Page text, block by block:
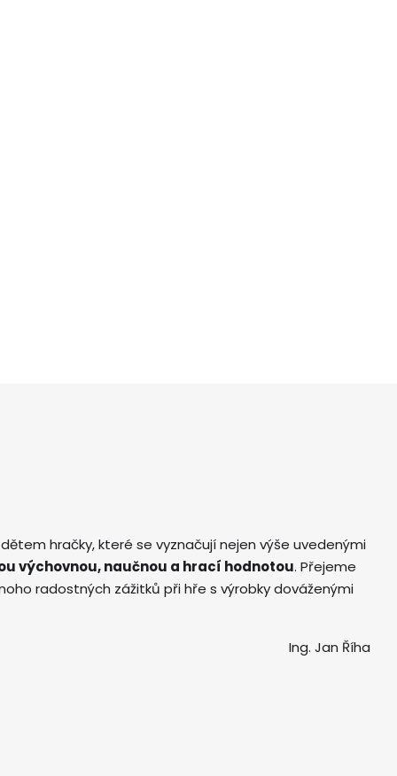
hračky, které se vyznačují nejen výše uvedenými
výchovnou, naučnou a hrací hodnotou. Přejeme
radostných zážitků při hře s výrobky dováženými
Ing. Jan Říha